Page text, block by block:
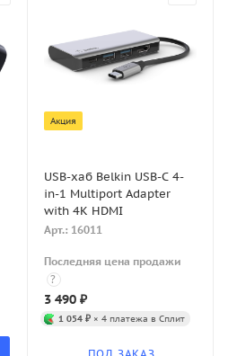
Акция
USB-хаб Belkin USB-C 4-
in-1 Multiport Adapter
with 4K HDMI
Арт.: 16011
Последняя цена продажи
?
3 490₽
1 054 ₽× 4 платежа в Сплит